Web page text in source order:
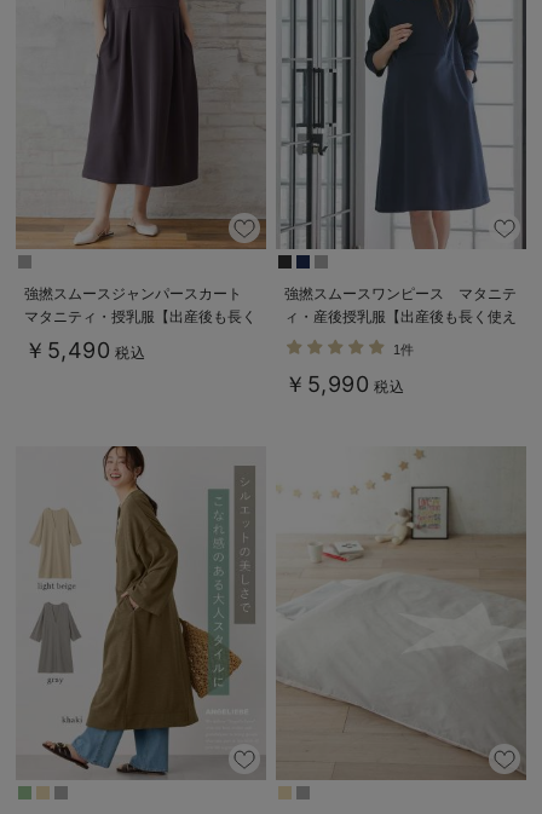
強撚スムースジャンパースカート
マタニティ・授乳服【出産後も長く
使える】
￥5,490 税込
強撚スムースワンピース マタニテ
ィ・産後授乳服【出産後も長く使え
る】
1件
￥5,990 税込